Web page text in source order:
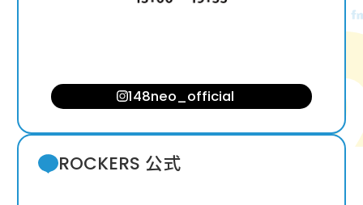
148neo_official
ROCKERS 公式